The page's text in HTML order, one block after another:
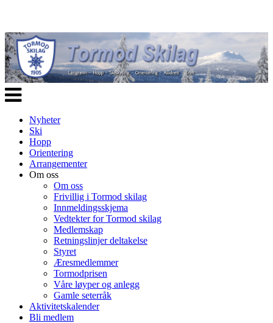
Veksle
navigasjon
Nyheter
Ski
Hopp
Orientering
Arrangementer
Om oss
Om oss
Frivillig i Tormod skilag
Innmeldingsskjema
Vedtekter for Tormod skilag
Medlemskap
Retningslinjer deltakelse
Styret
Æresmedlemmer
Tormodprisen
Våre løyper og anlegg
Gamle seterråk
Aktivitetskalender
Bli medlem